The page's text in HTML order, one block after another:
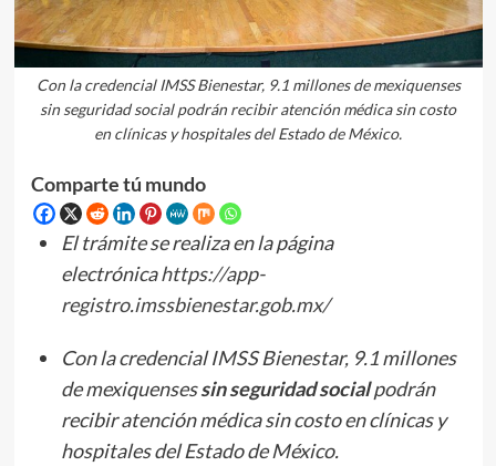
Con la credencial IMSS Bienestar, 9.1 millones de mexiquenses
sin seguridad social podrán recibir atención médica sin costo
en clínicas y hospitales del Estado de México.
Comparte tú mundo
El trámite se realiza en la página
electrónicahttps://app-
registro.imssbienestar.gob.mx/
Con la credencial IMSS Bienestar, 9.1 millones
de mexiquensessin seguridad socialpodrán
recibir atención médica sin costo en clínicas y
hospitales del Estado de México.